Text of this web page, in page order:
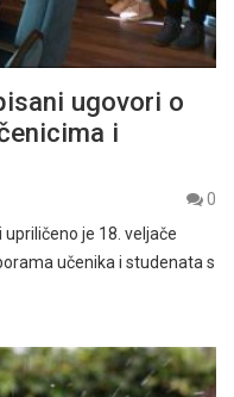
ugovori o
i
0
upriličeno je 18. veljače
učenika i studenata s